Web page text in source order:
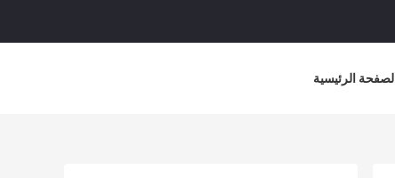
الصفحة الرئيسية